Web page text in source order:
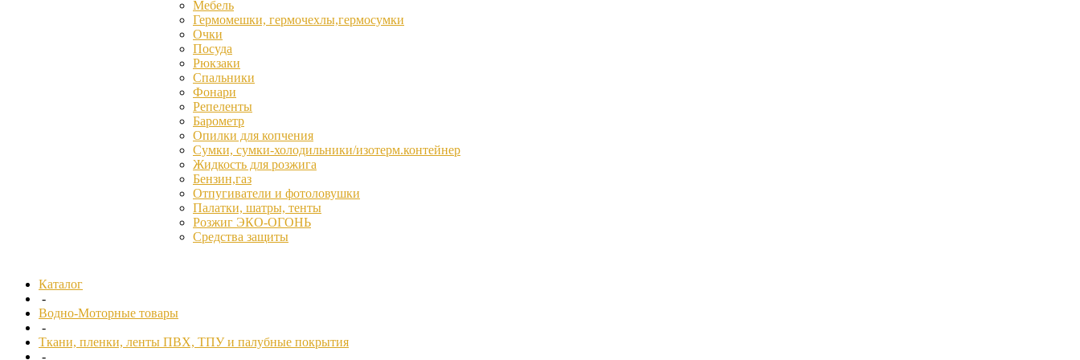
Мебель
Гермомешки, гермочехлы,гермосумки
Очки
Посуда
Рюкзаки
Спальники
Фонари
Репеленты
Барометр
Опилки для копчения
Сумки, сумки-холодильники/изотерм.контейнер
Жидкость для розжига
Бензин,газ
Отпугиватели и фотоловушки
Палатки, шатры, тенты
Розжиг ЭКО-ОГОНЬ
Средства защиты
Каталог
-
Водно-Моторные товары
-
Ткани, пленки, ленты ПВХ, ТПУ и палубные покрытия
-